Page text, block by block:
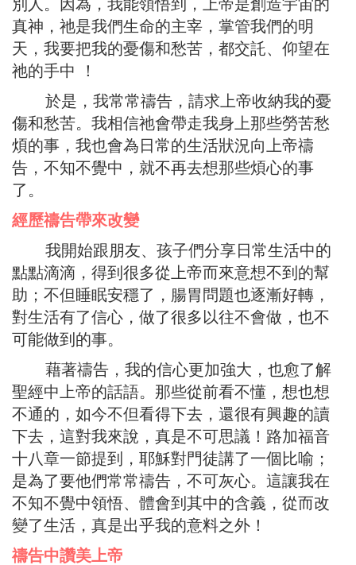
別人。因為，我能領悟到，上帝是創造宇宙的
真神，祂是我們生命的主宰，掌管我們的明
天，我要把我的憂傷和愁苦，都交託、仰望在
祂的手中 ！
於是，我常常禱告，請求上帝收納我的憂
傷和愁苦。我相信祂會帶走我身上那些勞苦愁
煩的事，我也會為日常的生活狀況向上帝禱
告，不知不覺中，就不再去想那些煩心的事
了。
經歷禱告帶來改變
我開始跟朋友、孩子們分享日常生活中的
點點滴滴，得到很多從上帝而來意想不到的幫
助；不但睡眠安穩了，腸胃問題也逐漸好轉，
對生活有了信心，做了很多以往不會做，也不
可能做到的事。
藉著禱告，我的信心更加強大，也愈了解
聖經中上帝的話語。那些從前看不懂，想也想
不通的，如今不但看得下去，還很有興趣的讀
下去，這對我來說，真是不可思議！路加福音
十八章一節提到，耶穌對門徒講了一個比喻；
是為了要他們常常禱告，不可灰心。這讓我在
不知不覺中領悟、體會到其中的含義，從而改
變了生活，真是出乎我的意料之外！
禱告中讚美上帝